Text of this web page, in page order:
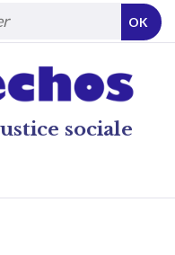
sociale
OK